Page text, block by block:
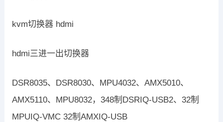
kvm切换器 hdmi
hdmi三进一出切换器
DSR8035、DSR8030、MPU4032、AMX5010、
AMX5110、MPU8032，348制DSRIQ-USB2、32制
MPUIQ-VMC 32制AMXIQ-USB